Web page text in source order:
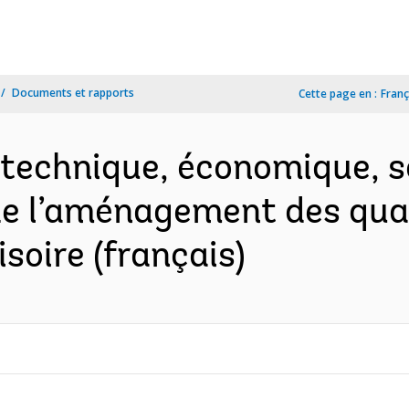
Documents et rapports Cette page en :
économique,
l’aménagement des
(français)